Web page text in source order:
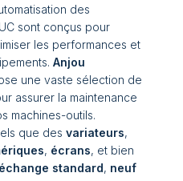
des
sont conçus pour
les performances et
Anjou
une vaste sélection de
assurer la maintenance
machines-outils.
que des variateurs,
, écrans, et bien
échange standard, neuf